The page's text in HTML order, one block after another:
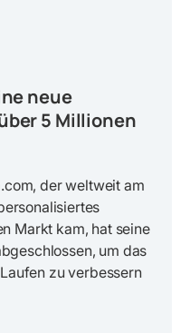
neue
5 Millionen
der weltweit am
Markt kam, hat seine
um das
zu verbessern